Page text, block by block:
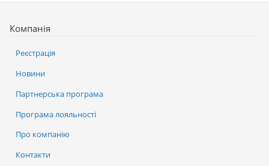
Компанія
Реєстрація
Новини
Партнерська програма
Програма лояльності
Про компанію
Контакти